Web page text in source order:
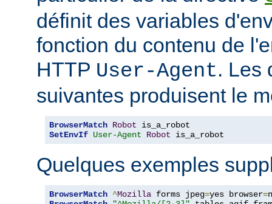
définit des variables
fonction du contenu de
HTTP User-Agent. Les
suivantes produisent le
BrowserMatch Robot
SetEnvIf User-Agent Robot is_a_robot
Quelques exemples
BrowserMatch ^Mozilla forms jpeg=yes browser=